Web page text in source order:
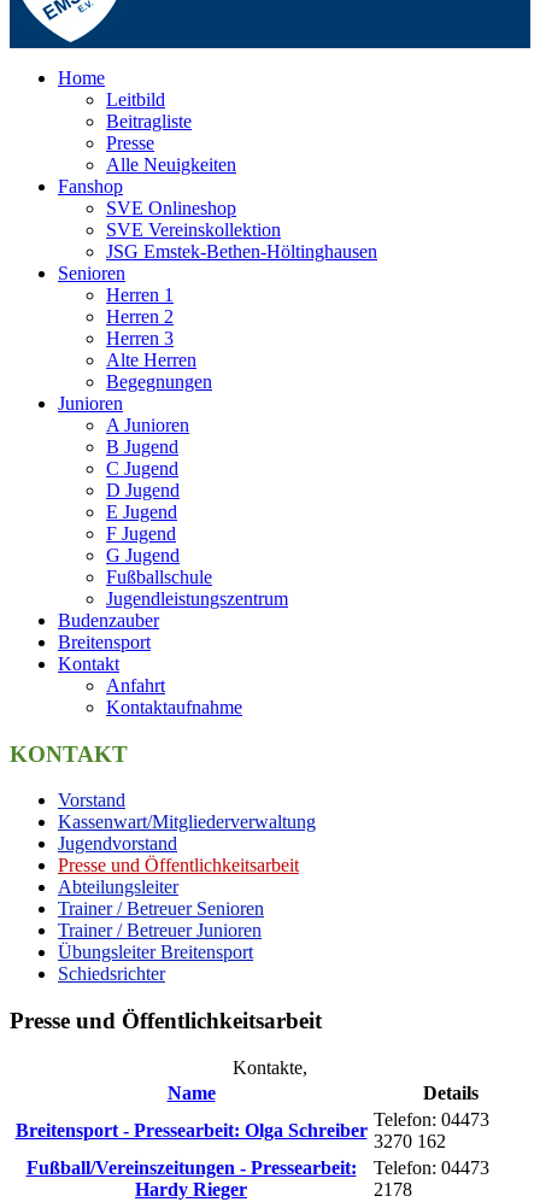
Home
Leitbild
Beitragliste
Presse
Alle Neuigkeiten
Fanshop
SVE Onlineshop
SVE Vereinskollektion
JSG Emstek-Bethen-Höltinghausen
Senioren
Herren 1
Herren 2
Herren 3
Alte Herren
Begegnungen
Junioren
A Junioren
B Jugend
C Jugend
D Jugend
E Jugend
F Jugend
G Jugend
Fußballschule
Jugendleistungszentrum
Budenzauber
Breitensport
Kontakt
Anfahrt
Kontaktaufnahme
KONTAKT
Vorstand
Kassenwart/Mitgliederverwaltung
Jugendvorstand
Presse und Öffentlichkeitsarbeit
Abteilungsleiter
Trainer / Betreuer Senioren
Trainer / Betreuer Junioren
Übungsleiter Breitensport
Schiedsrichter
Presse und Öffentlichkeitsarbeit
Kontakte,
Name
Details
Breitensport - Pressearbeit: Olga Schreiber
Telefon: 04473
3270 162
Fußball/Vereinszeitungen - Pressearbeit:
Hardy Rieger
Telefon: 04473
2178